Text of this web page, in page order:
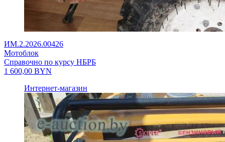
ИМ.2.2026.00426
Мотоблок
Справочно по курсу НБРБ
1 600,00 BYN
Интернет-магазин